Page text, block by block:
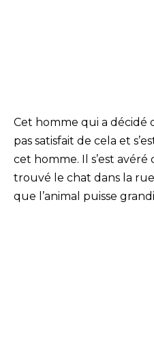
Cet homme qui a décidé
pas satisfait de cela et
cet homme. Il s’est avéré
trouvé le chat dans la
que l’animal puisse